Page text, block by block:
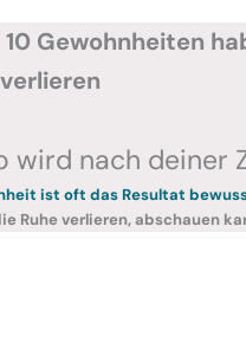
10 Gewohnheiten
wird nach deiner
ist oft das Resultat
Ruhe verlieren, abschauen